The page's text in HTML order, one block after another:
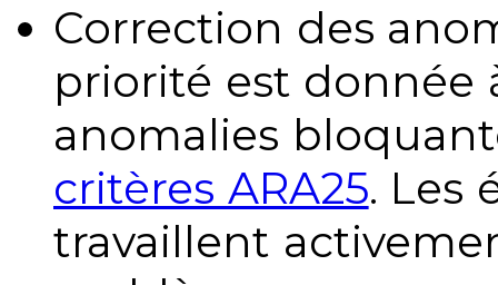
Correction des
priorité est donnée
anomalies
critères ARA25. Les
travaillent